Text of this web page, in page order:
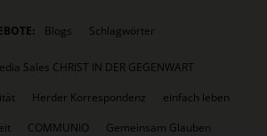
Blogs Schlagwörter
Sales CHRIST IN DER GEGENWART
Herder Korrespondenz
einfach leben
COMMUNIO
Gemeinsam Glauben